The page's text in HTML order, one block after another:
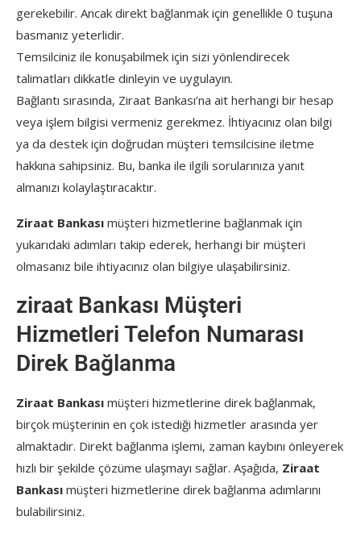
gerekebilir. Ancak direkt bağlanmak için genellikle 0 tuşuna
basmanız yeterlidir.
Temsilciniz ile konuşabilmek için sizi yönlendirecek
talimatları dikkatle dinleyin ve uygulayın.
Bağlantı sırasında, Ziraat Bankası’na ait herhangi bir hesap
veya işlem bilgisi vermeniz gerekmez. İhtiyacınız olan bilgi
ya da destek için doğrudan müşteri temsilcisine iletme
hakkına sahipsiniz. Bu, banka ile ilgili sorularınıza yanıt
almanızı kolaylaştıracaktır.
Ziraat Bankası müşteri hizmetlerine bağlanmak için
yukarıdaki adımları takip ederek, herhangi bir müşteri
olmasanız bile ihtiyacınız olan bilgiye ulaşabilirsiniz.
ziraat Bankası Müşteri
Hizmetleri Telefon Numarası
Direk Bağlanma
Ziraat Bankası müşteri hizmetlerine direk bağlanmak,
birçok müşterinin en çok istediği hizmetler arasında yer
almaktadır. Direkt bağlanma işlemi, zaman kaybını önleyerek
hızlı bir şekilde çözüme ulaşmayı sağlar. Aşağıda, Ziraat
Bankası müşteri hizmetlerine direk bağlanma adımlarını
bulabilirsiniz.